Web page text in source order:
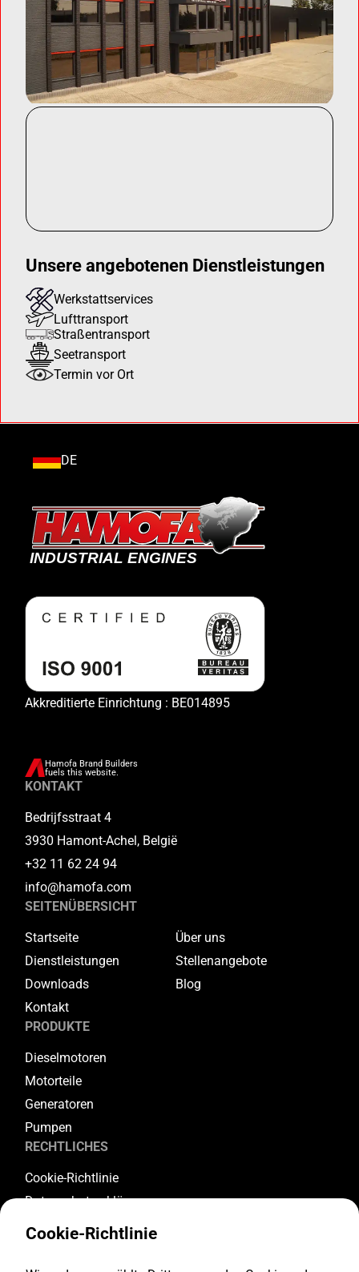
Unsere angebotenen Dienstleistungen
Werkstattservices
Lufttransport
Straßentransport
Seetransport
Termin vor Ort
DE
Akkreditierte Einrichtung : BE014895
Hamofa Brand Builders
fuels this website.
KONTAKT
Bedrijfsstraat 4
3930 Hamont-Achel, België
+32 11 62 24 94
info@hamofa.com
SEITENÜBERSICHT
Startseite
Über uns
Dienstleistungen
Stellenangebote
Downloads
Blog
Kontakt
PRODUKTE
Dieselmotoren
Motorteile
Generatoren
Pumpen
RECHTLICHES
Cookie-Richtlinie
Datenschutzerklärung
Allgemeine Geschäftsbedingungen
Cookie-Richtlinie